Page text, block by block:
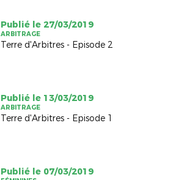
Publié le 27/03/2019
ARBITRAGE
Terre d'Arbitres - Episode 2
Publié le 13/03/2019
ARBITRAGE
Terre d'Arbitres - Episode 1
Publié le 07/03/2019